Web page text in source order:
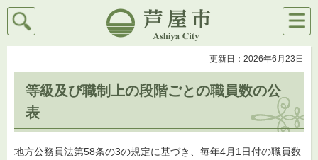
芦屋市
検索
メニ
ュー
更新日：2026年6月23日
等級及び職制上の段階ごとの職員数の公
表
地方公務員法第58条の3の規定に基づき、毎年4月1日付の職員数